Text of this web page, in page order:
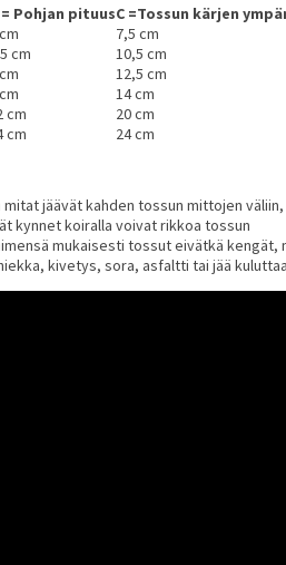
= Pohjan pituusC =Tossun kärjen
7,5 cm
cm 10,5 cm
12,5 cm
14 cm
cm 20 cm
cm 24 cm
jäävät kahden tossun mittojen
kynnet koiralla voivat rikkoa tossun
mukaisesti tossut eivätkä
kivetys, sora, asfaltti tai jää